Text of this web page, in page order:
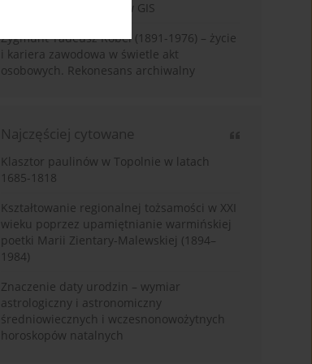
wykorzystaniu serwerów GIS
Zygmunt Tadeusz Robel (1891-1976) – życie
i kariera zawodowa w świetle akt
osobowych. Rekonesans archiwalny
Najczęściej cytowane
Klasztor paulinów w Topolnie w latach
1685-1818
Kształtowanie regionalnej tożsamości w XXI
wieku poprzez upamiętnianie warmińskiej
poetki Marii Zientary-Malewskiej (1894–
1984)
Znaczenie daty urodzin – wymiar
astrologiczny i astronomiczny
średniowiecznych i wczesnonowożytnych
horoskopów natalnych